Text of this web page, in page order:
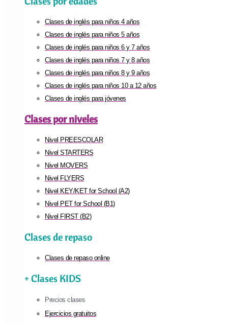
Clases de inglés para niños 4 años
Clases de inglés para niños 5 años
Clases de inglés para niños 6 y 7 años
Clases de inglés para niños 7 y 8 años
Clases de inglés para niños 8 y 9 años
Clases de inglés para niños 10 a 12 años
Clases de inglés para jóvenes
Clases por niveles
Nivel PREESCOLAR
Nivel STARTERS
Nivel MOVERS
Nivel FLYERS
Nivel KEY/KET for School (A2)
Nivel PET for School (B1)
Nivel FIRST (B2)
Clases de repaso
Clases de repaso online
+ Clases KIDS
Precios clases
Ejercicios gratuitos